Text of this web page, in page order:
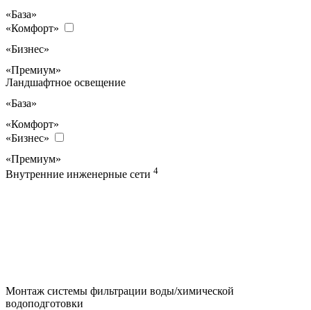
«База»
«Комфорт»
«Бизнес»
«Премиум»
Ландшафтное освещение
«База»
«Комфорт»
«Бизнес»
«Премиум»
Внутренние инженерные сети 4
Монтаж системы фильтрации воды/химической
водоподготовки